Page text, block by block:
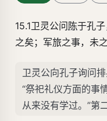
15.1卫灵公问 陈于孔
之矣；军旅之事，未
卫灵公向孔子询问
“祭祀礼仪方面的事
从来没有学过。”第